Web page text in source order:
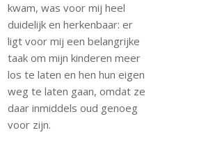
kwam, was voor mij heel
duidelijk en herkenbaar: er
ligt voor mij een belangrijke
taak om mijn kinderen meer
los te laten en hen hun eigen
weg te laten gaan, omdat ze
daar inmiddels oud genoeg
voor zijn.